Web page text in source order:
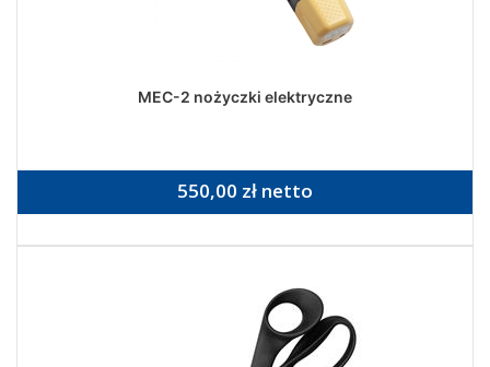
MEC-2 nożyczki elektryczne
550,00 zł netto